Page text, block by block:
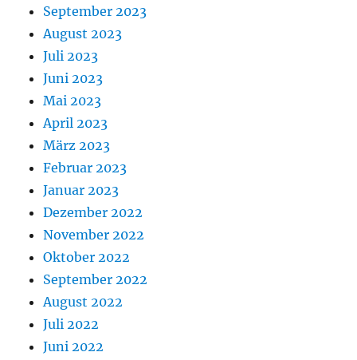
September 2023
August 2023
Juli 2023
Juni 2023
Mai 2023
April 2023
März 2023
Februar 2023
Januar 2023
Dezember 2022
November 2022
Oktober 2022
September 2022
August 2022
Juli 2022
Juni 2022